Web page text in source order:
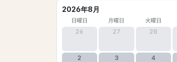
2026年8月
日曜日 月曜日 火曜日
26 27 28
2 3 4